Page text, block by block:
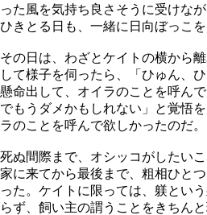
った風を気持ち良さそうに受けな
ひきとる日も、一緒に日向ぼっこを
その日は、わざとケイトの横から
して様子を伺ったら、「ひゅん、
懸命出して、オイラのことを呼ん
でもうダメかもしれない」と覚悟
ラのことを呼んで欲しかったのだ。
死ぬ間際まで、オシッコがしたい
家に来てから最後まで、粗相ひと
った。ケイトに限っては、躾とい
らず、飼い主の謂うことをきちん